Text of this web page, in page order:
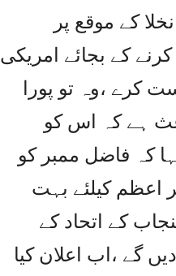
کے موقع پر
کے بجائے امریکی
کرے ،وہ تو پورا
ہے کہ اس کو
کہ فاضل ممبر کو
اعظم کیلئے بہت
کے اتحاد کے
گے ،اب اعلان کیا